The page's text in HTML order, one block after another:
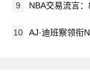
9 NBA交易流言：雄
10 AJ·迪班察领衔NBA选